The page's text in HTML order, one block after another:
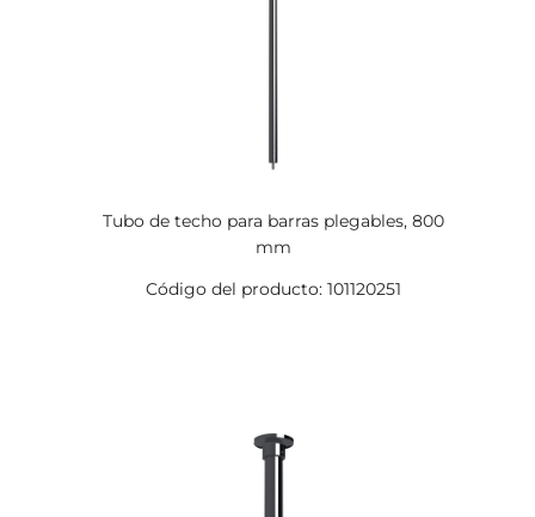
Tubo de techo para barras plegables, 800
mm
Código del producto: 101120251